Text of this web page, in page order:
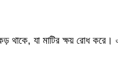
থাকে, যা মাটির ক্ষয় রোধ করে।